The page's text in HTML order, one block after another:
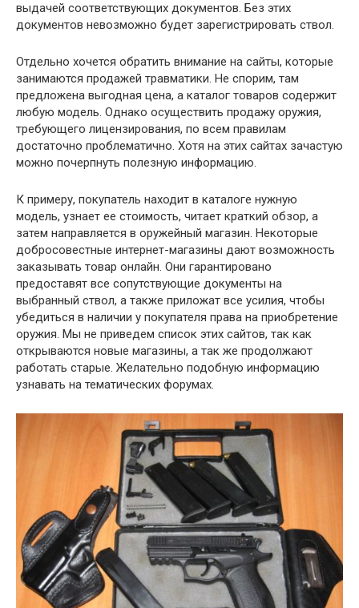
выдачей соответствующих документов. Без этих
документов невозможно будет зарегистрировать ствол.
Отдельно хочется обратить внимание на сайты, которые
занимаются продажей травматики. Не спорим, там
предложена выгодная цена, а каталог товаров содержит
любую модель. Однако осуществить продажу оружия,
требующего лицензирования, по всем правилам
достаточно проблематично. Хотя на этих сайтах зачастую
можно почерпнуть полезную информацию.
К примеру, покупатель находит в каталоге нужную
модель, узнает ее стоимость, читает краткий обзор, а
затем направляется в оружейный магазин. Некоторые
добросовестные интернет-магазины дают возможность
заказывать товар онлайн. Они гарантировано
предоставят все сопутствующие документы на
выбранный ствол, а также приложат все усилия, чтобы
убедиться в наличии у покупателя права на приобретение
оружия. Мы не приведем список этих сайтов, так как
открываются новые магазины, а так же продолжают
работать старые. Желательно подобную информацию
узнавать на тематических форумах.